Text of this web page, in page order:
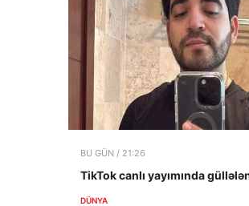
BU GÜN / 21:26
TikTok canlı yayımında
DÜNYA